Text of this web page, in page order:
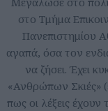
στο Τμήμα
Πανεπιστημίου
αγαπά, όσα τον
να ζήσει. Έχει
«Ανθρώπων Σκιές»
πως οι λέξεις